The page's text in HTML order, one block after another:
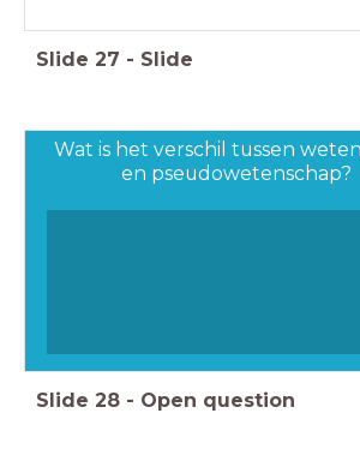
Slide 27 - Slide
Wat is het verschil tussen
en pseudowetenschap?
Slide 28 - Open question